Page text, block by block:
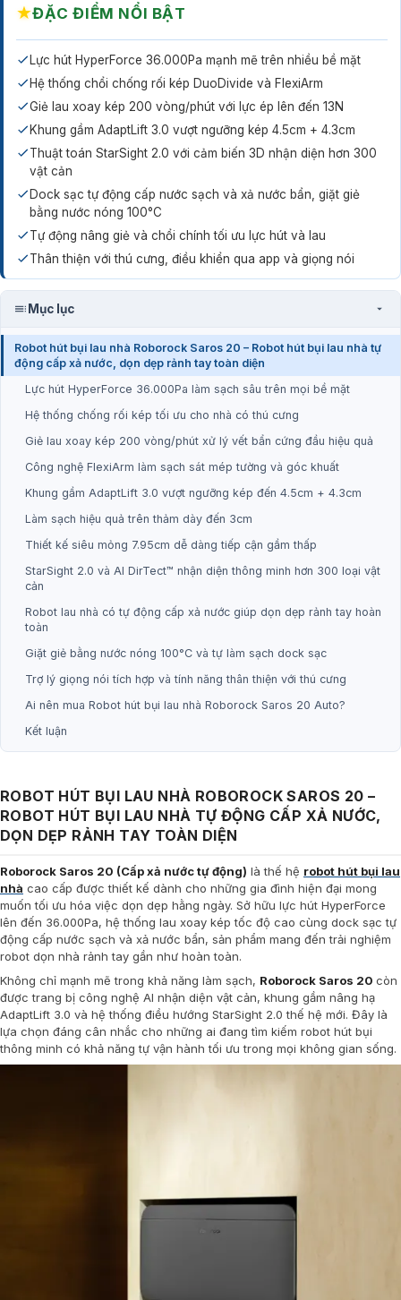
★ĐẶC ĐIỂM NỔI BẬT
Lực hút HyperForce 36.000Pa mạnh mẽ trên nhiều bề mặt
Hệ thống chổi chống rối kép DuoDivide và FlexiArm
Giẻ lau xoay kép 200 vòng/phút với lực ép lên đến 13N
Khung gầm AdaptLift 3.0 vượt ngưỡng kép 4.5cm + 4.3cm
Thuật toán StarSight 2.0 với cảm biến 3D nhận diện hơn 300
vật cản
Dock sạc tự động cấp nước sạch và xả nước bẩn, giặt giẻ
bằng nước nóng 100°C
Tự động nâng giẻ và chổi chính tối ưu lực hút và lau
Thân thiện với thú cưng, điều khiển qua app và giọng nói
Mục lục
Robot hút bụi lau nhà Roborock Saros 20 – Robot hút bụi lau nhà tự
động cấp xả nước, dọn dẹp rảnh tay toàn diện
Lực hút HyperForce 36.000Pa làm sạch sâu trên mọi bề mặt
Hệ thống chống rối kép tối ưu cho nhà có thú cưng
Giẻ lau xoay kép 200 vòng/phút xử lý vết bẩn cứng đầu hiệu quả
Công nghệ FlexiArm làm sạch sát mép tường và góc khuất
Khung gầm AdaptLift 3.0 vượt ngưỡng kép đến 4.5cm + 4.3cm
Làm sạch hiệu quả trên thảm dày đến 3cm
Thiết kế siêu mỏng 7.95cm dễ dàng tiếp cận gầm thấp
StarSight 2.0 và AI DirTect™ nhận diện thông minh hơn 300 loại vật
cản
Robot lau nhà có tự động cấp xả nước giúp dọn dẹp rảnh tay hoàn
toàn
Giặt giẻ bằng nước nóng 100°C và tự làm sạch dock sạc
Trợ lý giọng nói tích hợp và tính năng thân thiện với thú cưng
Ai nên mua Robot hút bụi lau nhà Roborock Saros 20 Auto?
Kết luận
ROBOT HÚT BỤI LAU NHÀ ROBOROCK SAROS 20 –
ROBOT HÚT BỤI LAU NHÀ TỰ ĐỘNG CẤP XẢ NƯỚC,
DỌN DẸP RẢNH TAY TOÀN DIỆN
Roborock Saros 20 (Cấp xả nước tự động) là thế hệ robot hút bụi lau
nhà cao cấp được thiết kế dành cho những gia đình hiện đại mong
muốn tối ưu hóa việc dọn dẹp hằng ngày. Sở hữu lực hút HyperForce
lên đến 36.000Pa, hệ thống lau xoay kép tốc độ cao cùng dock sạc tự
động cấp nước sạch và xả nước bẩn, sản phẩm mang đến trải nghiệm
robot dọn nhà rảnh tay gần như hoàn toàn.
Không chỉ mạnh mẽ trong khả năng làm sạch, Roborock Saros 20 còn
được trang bị công nghệ AI nhận diện vật cản, khung gầm nâng hạ
AdaptLift 3.0 và hệ thống điều hướng StarSight 2.0 thế hệ mới. Đây là
lựa chọn đáng cân nhắc cho những ai đang tìm kiếm robot hút bụi
thông minh có khả năng tự vận hành tối ưu trong mọi không gian sống.